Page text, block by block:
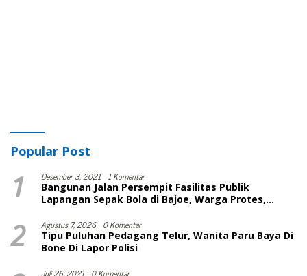
Popular Post
1 Desember 3, 2021 1 Komentar
Bangunan Jalan Persempit Fasilitas Publik
Lapangan Sepak Bola di Bajoe, Warga Protes,
2 Agustus 7, 2026 0 Komentar
Tipu Puluhan Pedagang Telur, Wanita Paru Baya Di
Bone Di Lapor Polisi
Juli 26, 2021 0 Komentar